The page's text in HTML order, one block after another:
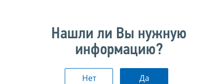
Нашли ли Вы нужную
информацию?
Нет Да